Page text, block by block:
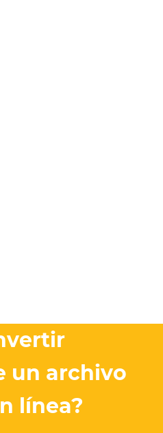
un archivo
línea?